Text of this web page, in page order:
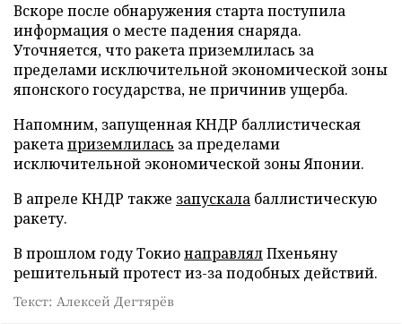
Вскоре после обнаружения старта поступила
информация о месте падения снаряда.
Уточняется, что ракета приземлилась за
пределами исключительной экономической зоны
японского государства, не причинив ущерба.
Напомним, запущенная КНДР баллистическая
ракетаприземлилась за пределами
исключительной экономической зоны Японии.
В апреле КНДР также запускала баллистическую
ракету.
В прошлом году ТокионаправлялПхеньяну
решительный протест из-за подобных действий.
Текст: Алексей Дегтярёв